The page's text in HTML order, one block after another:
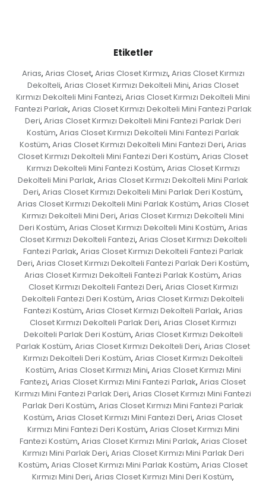
Etiketler
Arias, Arias Closet, Arias Closet Kırmızı, Arias Closet Kırmızı
Dekolteli, Arias Closet Kırmızı Dekolteli Mini, Arias Closet
Kırmızı Dekolteli Mini Fantezi, Arias Closet Kırmızı Dekolteli Mini
Fantezi Parlak, Arias Closet Kırmızı Dekolteli Mini Fantezi Parlak
Deri, Arias Closet Kırmızı Dekolteli Mini Fantezi Parlak Deri
Kostüm, Arias Closet Kırmızı Dekolteli Mini Fantezi Parlak
Kostüm, Arias Closet Kırmızı Dekolteli Mini Fantezi Deri, Arias
Closet Kırmızı Dekolteli Mini Fantezi Deri Kostüm, Arias Closet
Kırmızı Dekolteli Mini Fantezi Kostüm, Arias Closet Kırmızı
Dekolteli Mini Parlak, Arias Closet Kırmızı Dekolteli Mini Parlak
Deri, Arias Closet Kırmızı Dekolteli Mini Parlak Deri Kostüm,
Arias Closet Kırmızı Dekolteli Mini Parlak Kostüm, Arias Closet
Kırmızı Dekolteli Mini Deri, Arias Closet Kırmızı Dekolteli Mini
Deri Kostüm, Arias Closet Kırmızı Dekolteli Mini Kostüm, Arias
Closet Kırmızı Dekolteli Fantezi, Arias Closet Kırmızı Dekolteli
Fantezi Parlak, Arias Closet Kırmızı Dekolteli Fantezi Parlak
Deri, Arias Closet Kırmızı Dekolteli Fantezi Parlak Deri Kostüm,
Arias Closet Kırmızı Dekolteli Fantezi Parlak Kostüm, Arias
Closet Kırmızı Dekolteli Fantezi Deri, Arias Closet Kırmızı
Dekolteli Fantezi Deri Kostüm, Arias Closet Kırmızı Dekolteli
Fantezi Kostüm, Arias Closet Kırmızı Dekolteli Parlak, Arias
Closet Kırmızı Dekolteli Parlak Deri, Arias Closet Kırmızı
Dekolteli Parlak Deri Kostüm, Arias Closet Kırmızı Dekolteli
Parlak Kostüm, Arias Closet Kırmızı Dekolteli Deri, Arias Closet
Kırmızı Dekolteli Deri Kostüm, Arias Closet Kırmızı Dekolteli
Kostüm, Arias Closet Kırmızı Mini, Arias Closet Kırmızı Mini
Fantezi, Arias Closet Kırmızı Mini Fantezi Parlak, Arias Closet
Kırmızı Mini Fantezi Parlak Deri, Arias Closet Kırmızı Mini Fantezi
Parlak Deri Kostüm, Arias Closet Kırmızı Mini Fantezi Parlak
Kostüm, Arias Closet Kırmızı Mini Fantezi Deri, Arias Closet
Kırmızı Mini Fantezi Deri Kostüm, Arias Closet Kırmızı Mini
Fantezi Kostüm, Arias Closet Kırmızı Mini Parlak, Arias Closet
Kırmızı Mini Parlak Deri, Arias Closet Kırmızı Mini Parlak Deri
Kostüm, Arias Closet Kırmızı Mini Parlak Kostüm, Arias Closet
Kırmızı Mini Deri, Arias Closet Kırmızı Mini Deri Kostüm,